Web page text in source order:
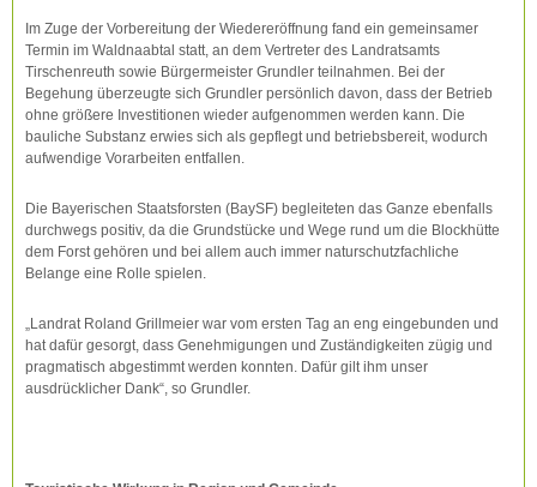
Im Zuge der Vorbereitung der Wiedereröffnung fand ein gemeinsamer
Termin im Waldnaabtal statt, an dem Vertreter des Landratsamts
Tirschenreuth sowie Bürgermeister Grundler teilnahmen. Bei der
Begehung überzeugte sich Grundler persönlich davon, dass der Betrieb
ohne größere Investitionen wieder aufgenommen werden kann. Die
bauliche Substanz erwies sich als gepflegt und betriebsbereit, wodurch
aufwendige Vorarbeiten entfallen.
Die Bayerischen Staatsforsten (BaySF) begleiteten das Ganze ebenfalls
durchwegs positiv, da die Grundstücke und Wege rund um die Blockhütte
dem Forst gehören und bei allem auch immer naturschutzfachliche
Belange eine Rolle spielen.
„Landrat Roland Grillmeier war vom ersten Tag an eng eingebunden und
hat dafür gesorgt, dass Genehmigungen und Zuständigkeiten zügig und
pragmatisch abgestimmt werden konnten. Dafür gilt ihm unser
ausdrücklicher Dank“, so Grundler.